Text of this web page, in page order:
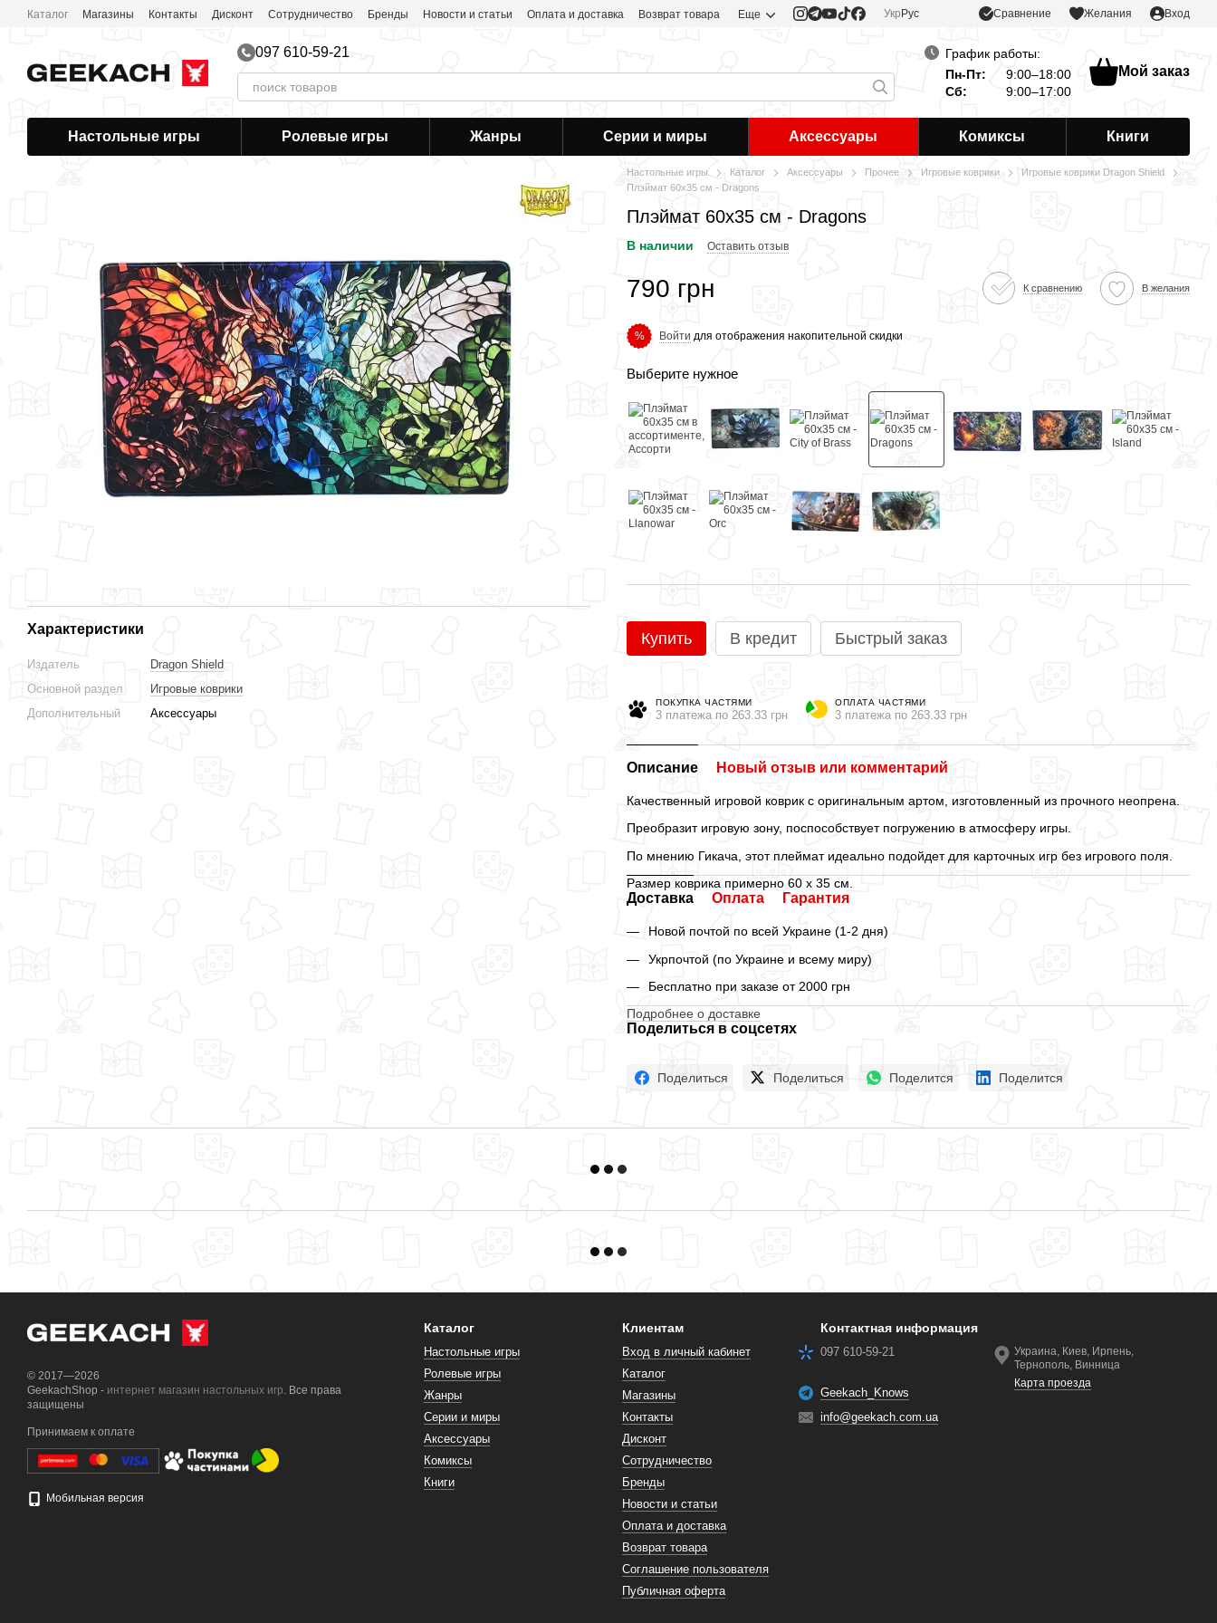
Перейти к основному контенту
Каталог Магазины Контакты Дисконт Сотрудничество Бренды Новости и статьи Оплата и доставка Возврат товара Еще Укр Рус Сравнение Желания Вход
097 610-59-21
График работы:
Пн-Пт:
9:00–18:00
Сб:
9:00–17:00
Мой заказ
Настольные игры Ролевые игры Жанры Серии и миры Аксессуары Комиксы Книги
Характеристики
Издатель
Dragon Shield
Основной раздел
Игровые коврики
Дополнительный
Аксессуары
Настольные игры Каталог Аксессуары Прочее Игровые коврики
Игровые коврики Dragon Shield
Плэймат 60х35 см - Dragons
Плэймат 60х35 см - Dragons
В наличии Оставить отзыв
790 грн К сравнению В желания
% Войти для отображения накопительной скидки
Выберите нужное
Купить В кредит Быстрый заказ
ПОКУПКА ЧАСТЯМИ
3 платежа по 263.33 грн
ОПЛАТА ЧАСТЯМИ
3 платежа по 263.33 грн
Описание Новый отзыв или комментарий
Качественный игровой коврик с оригинальным артом, изготовленный из прочного неопрена.
Преобразит игровую зону, поспособствует погружению в атмосферу игры.
По мнению Гикача, этот плеймат идеально подойдет для карточных игр без игрового поля.
Размер коврика примерно 60 х 35 см.
Доставка Оплата Гарантия
Новой почтой по всей Украине (1-2 дня)
Укрпочтой (по Украине и всему миру)
Бесплатно при заказе от 2000 грн
Подробнее о доставке
Поделиться в соцсетях
Поделиться Поделиться Поделится Поделится
© 2017—2026
GeekachShop - интернет магазин настольных игр. Все права
защищены
Принимаем к оплате
Мобильная версия
Каталог
Настольные игры
Ролевые игры
Жанры
Серии и миры
Аксессуары
Комиксы
Книги
Клиентам
Вход в личный кабинет
Каталог
Магазины
Контакты
Дисконт
Сотрудничество
Бренды
Новости и статьи
Оплата и доставка
Возврат товара
Соглашение пользователя
Публичная оферта
Контактная информация
097 610-59-21
Geekach_Knows
info@geekach.com.ua
Украина, Киев, Ирпень,
Тернополь, Винница
Карта проезда